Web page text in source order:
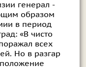
генерал -
образом
в период
«В чисто
всех
Но в разгар